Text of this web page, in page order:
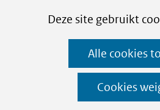
CookiesDeze site gebruikt
Alle cookies
Cookies
de